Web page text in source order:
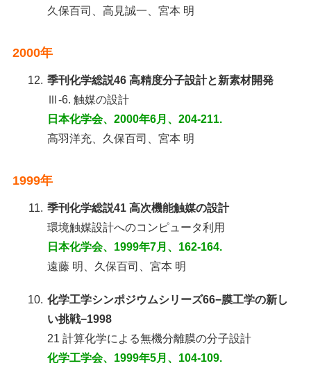
久保百司、高見誠一、宮本 明
2000年
12. 季刊化学総説46 高精度分子設計と新素材開発
Ⅲ-6. 触媒の設計
日本化学会、2000年6月、204-211.
高羽洋充、久保百司、宮本 明
1999年
11. 季刊化学総説41 高次機能触媒の設計
環境触媒設計へのコンピュータ利用
日本化学会、1999年7月、162-164.
遠藤 明、久保百司、宮本 明
10. 化学工学シンポジウムシリーズ66−膜工学の新し
い挑戦−1998
21 計算化学による無機分離膜の分子設計
化学工学会、1999年5月、104-109.